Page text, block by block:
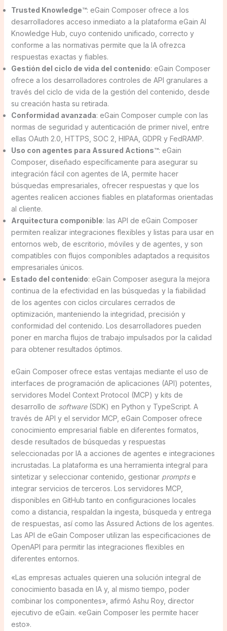
Trusted Knowledge™: eGain Composer ofrece a los
desarrolladores acceso inmediato a la plataforma eGain AI
Knowledge Hub, cuyo contenido unificado, correcto y
conforme a las normativas permite que la IA ofrezca
respuestas exactas y fiables.
Gestión del ciclo de vida del contenido: eGain Composer
ofrece a los desarrolladores controles de API granulares a
través del ciclo de vida de la gestión del contenido, desde
su creación hasta su retirada.
Conformidad avanzada: eGain Composer cumple con las
normas de seguridad y autenticación de primer nivel, entre
ellas OAuth 2.0, HTTPS, SOC 2, HIPAA, GDPR y FedRAMP.
Uso con agentes para Assured Actions™: eGain
Composer, diseñado específicamente para asegurar su
integración fácil con agentes de IA, permite hacer
búsquedas empresariales, ofrecer respuestas y que los
agentes realicen acciones fiables en plataformas orientadas
al cliente.
Arquitectura componible: las API de eGain Composer
permiten realizar integraciones flexibles y listas para usar en
entornos web, de escritorio, móviles y de agentes, y son
compatibles con flujos componibles adaptados a requisitos
empresariales únicos.
Estado del contenido: eGain Composer asegura la mejora
continua de la efectividad en las búsquedas y la fiabilidad
de los agentes con ciclos circulares cerrados de
optimización, manteniendo la integridad, precisión y
conformidad del contenido. Los desarrolladores pueden
poner en marcha flujos de trabajo impulsados por la calidad
para obtener resultados óptimos.
eGain Composer ofrece estas ventajas mediante el uso de
interfaces de programación de aplicaciones (API) potentes,
servidores Model Context Protocol (MCP) y kits de
desarrollo de software(SDK) en Python y TypeScript. A
través de API y el servidor MCP, eGain Composer ofrece
conocimiento empresarial fiable en diferentes formatos,
desde resultados de búsquedas y respuestas
seleccionadas por IA a acciones de agentes e integraciones
incrustadas. La plataforma es una herramienta integral para
sintetizar y seleccionar contenido, gestionarpromptse
integrar servicios de terceros. Los servidores MCP,
disponibles en GitHub tanto en configuraciones locales
como a distancia, respaldan la ingesta, búsqueda y entrega
de respuestas, así como las Assured Actions de los agentes.
Las API de eGain Composer utilizan las especificaciones de
OpenAPI para permitir las integraciones flexibles en
diferentes entornos.
«Las empresas actuales quieren una solución integral de
conocimiento basada en IA y, al mismo tiempo, poder
combinar los componentes», afirmó Ashu Roy, director
ejecutivo de eGain. «eGain Composer les permite hacer
esto».